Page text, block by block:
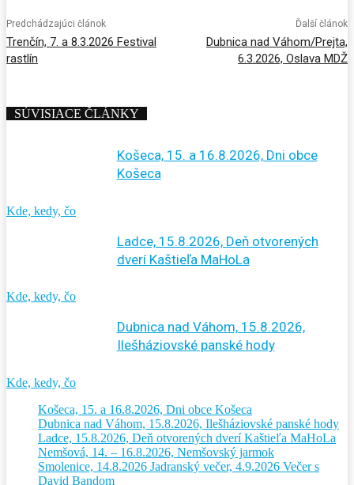
Predchádzajúci článok
Trenčín, 7. a 8.3.2026 Festival
rastlín
Ďalší článok
Dubnica nad Váhom/Prejta,
6.3.2026, Oslava MDŽ
SÚVISIACE ČLÁNKY
Kde, kedy, čo
Košeca, 15. a 16.8.2026, Dni obce
Košeca
Kde, kedy, čo
Ladce, 15.8.2026, Deň otvorených
dverí Kaštieľa MaHoLa
Kde, kedy, čo
Dubnica nad Váhom, 15.8.2026,
Ilešháziovské panské hody
Košeca, 15. a 16.8.2026, Dni obce Košeca
Dubnica nad Váhom, 15.8.2026, Ilešháziovské panské hody
Ladce, 15.8.2026, Deň otvorených dverí Kaštieľa MaHoLa
Nemšová, 14. – 16.8.2026, Nemšovský jarmok
Smolenice, 14.8.2026 Jadranský večer, 4.9.2026 Večer s
David Bandom